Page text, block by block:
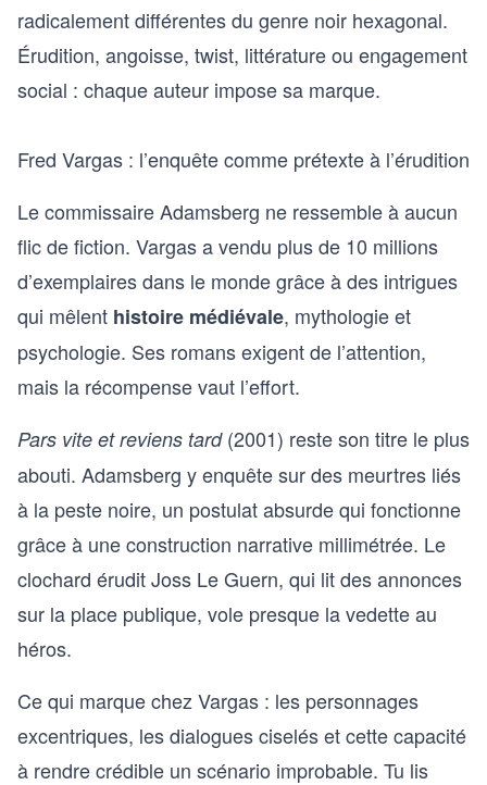
radicalement différentes du genre noir hexagonal.
Érudition, angoisse, twist, littérature ou engagement
social : chaque auteur impose sa marque.
Fred Vargas : l’enquête comme prétexte à l’érudition
Le commissaire Adamsberg ne ressemble à aucun
flic de fiction. Vargas a vendu plus de 10 millions
d’exemplaires dans le monde grâce à des intrigues
qui mêlent histoire médiévale, mythologie et
psychologie. Ses romans exigent de l’attention,
mais la récompense vaut l’effort.
Pars vite et reviens tard(2001) reste son titre le plus
abouti. Adamsberg y enquête sur des meurtres liés
à la peste noire, un postulat absurde qui fonctionne
grâce à une construction narrative millimétrée. Le
clochard érudit Joss Le Guern, qui lit des annonces
sur la place publique, vole presque la vedette au
héros.
Ce qui marque chez Vargas : les personnages
excentriques, les dialogues ciselés et cette capacité
à rendre crédible un scénario improbable. Tu lis